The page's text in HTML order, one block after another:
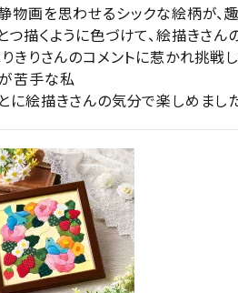
物画を思わせるシックな絵柄が、
つ描くように色づけて、絵描きさ
きりさんのコメントに惹かれ挑戦
苦手な私
に絵描きさんの気分で楽しめまし